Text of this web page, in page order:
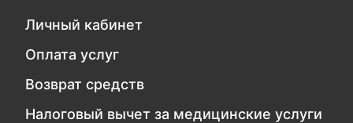
Личный кабинет
Оплата услуг
Возврат средств
Налоговый вычет за медицинские услуги